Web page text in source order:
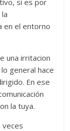
si es por
en el entorno
una irritacion
general hace
En ese
la tuya.
veces